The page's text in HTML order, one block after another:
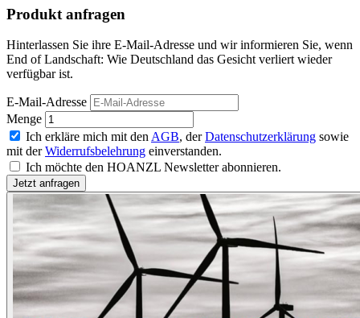
Produkt anfragen
Hinterlassen Sie ihre E-Mail-Adresse und wir informieren Sie, wenn
End of Landschaft: Wie Deutschland das Gesicht verliert wieder
verfügbar ist.
E-Mail-Adresse
Menge
Ich erkläre mich mit den AGB, derDatenschutzerklärung sowie
mit derWiderrufsbelehrung einverstanden.
Ich möchte den HOANZL Newsletter abonnieren.